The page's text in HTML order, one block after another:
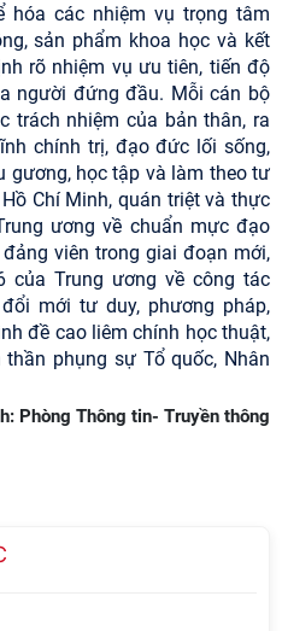
hóa các nhiệm vụ trọng tâm
sản phẩm khoa học và kết
rõ nhiệm vụ ưu tiên, tiến độ
người đứng đầu. Mỗi cán bộ
trách nhiệm của bản thân, ra
chính trị, đạo đức lối sống,
gương, học tập và làm theo tư
Chí Minh, quán triệt và thực
ương về chuẩn mực đạo
viên trong giai đoạn mới,
của Trung ương về công tác
mới tư duy, phương pháp,
đề cao liêm chính học thuật,
phụng sự Tổ quốc, Nhân
Phòng Thông tin- Truyền thông